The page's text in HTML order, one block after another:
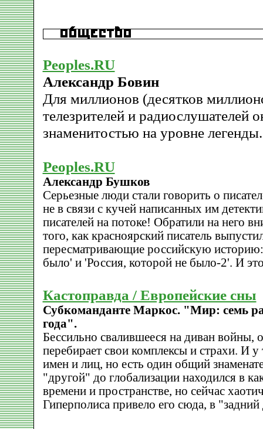
Peoples.RU
Александр Бовин
Для миллионов (десятков
телезрителей и радиослушателей
знаменитостью на уровне легенды.
Peoples.RU
Александр Бушков
Серьезные люди стали говорить о
не в связи с кучей написанных им
писателей на потоке! Обратили на него
того, как красноярский писатель
пересматривающие российскую
было' и 'Россия, которой не было-2'. И
Кастоправда / Европейские сны
Субкоманданте Маркос. "Мир: семь
года".
Бессильно свалившееся на диван войны,
перебирает свои комплексы и страхи. И
имен и лиц, но есть один общий
"другой" до глобализации находился в
времени и пространстве, но сейчас
Гиперполиса привело его сюда, в